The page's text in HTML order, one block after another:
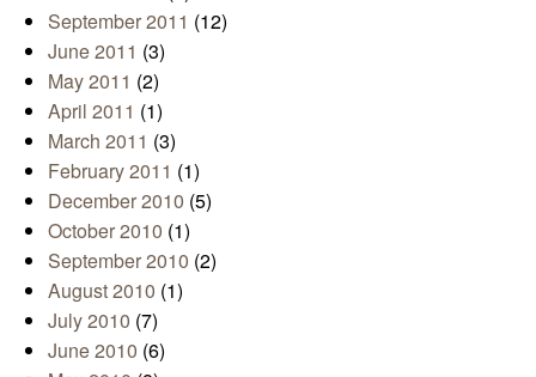
September 2011 (12)
June 2011 (3)
May 2011 (2)
April 2011 (1)
March 2011 (3)
February 2011 (1)
December 2010 (5)
October 2010 (1)
September 2010 (2)
August 2010 (1)
July 2010 (7)
June 2010 (6)